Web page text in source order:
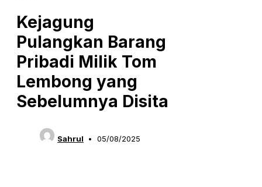
Kejagung
Pulangkan Barang
Pribadi Milik Tom
Lembong yang
Sebelumnya Disita
Sahrul 05/08/2025